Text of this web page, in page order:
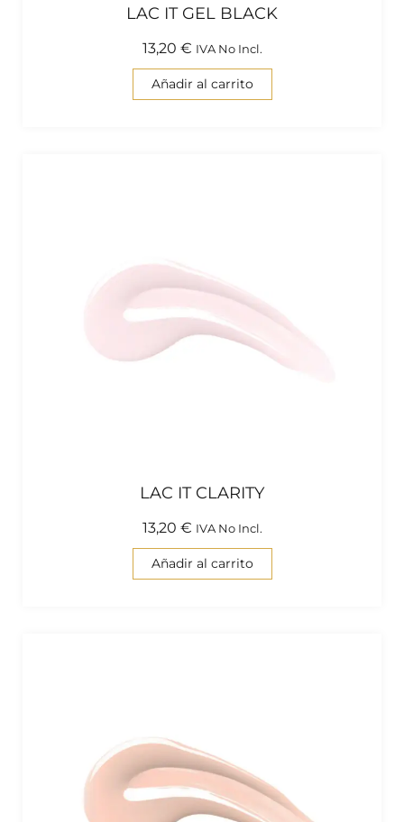
LAC IT GEL BLACK
13,20 € IVA No Incl.
Añadir al carrito
LAC IT CLARITY
13,20 € IVA No Incl.
Añadir al carrito